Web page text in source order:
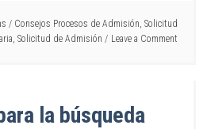
/ Consejos Procesos de Admisión Solicitud
Solicitud de Admisión Leave a Comment
la búsqueda